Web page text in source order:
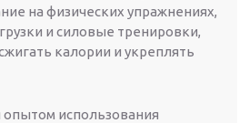
на физических упражнениях,
и силовые тренировки,
калории и укреплять
использования